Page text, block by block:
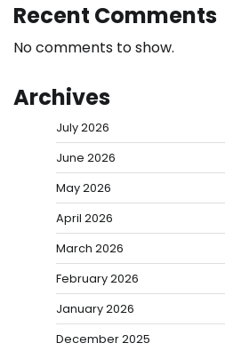
Recent Comments
No comments to show.
Archives
July 2026
June 2026
May 2026
April 2026
March 2026
February 2026
January 2026
December 2025